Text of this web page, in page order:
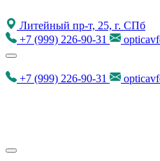
Литейный пр-т, 25, г. СПб
+7 (999) 226-90-31
+7 (999) 226-90-31